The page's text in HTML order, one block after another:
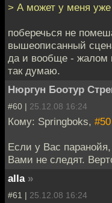
> А может у меня уже
поберечься не
вышеописанный
да и вообще - жалом
так думаю.
Нюргун Боотур
#60 | 25.12.08 16:24
Кому: Springboks, #50
Если у Вас
Вами не следят.
alla »
#61 | 25.12.08 16:24